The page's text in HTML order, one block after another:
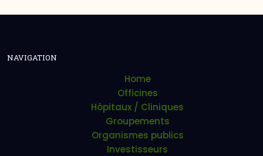
NAVIGATION
Home
Officines
Hôpitaux / Cliniques
Groupements
Organismes publics
Investisseurs